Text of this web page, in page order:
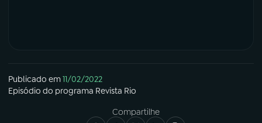
Publicado em11/02/2022
Episódio do programa Revista Rio
Compartilhe